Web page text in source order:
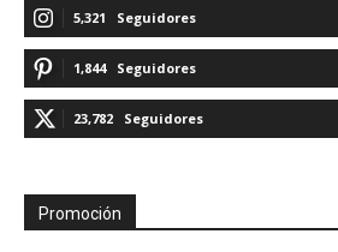
5,321 Seguidores
1,844 Seguidores
23,782 Seguidores
Promoción